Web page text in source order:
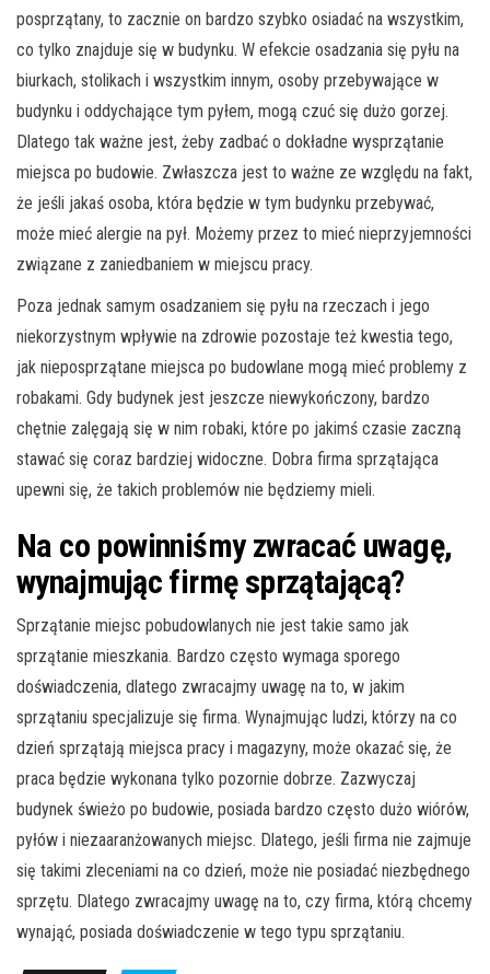
posprzątany, to zacznie on bardzo szybko osiadać na wszystkim,
co tylko znajduje się w budynku. W efekcie osadzania się pyłu na
biurkach, stolikach i wszystkim innym, osoby przebywające w
budynku i oddychające tym pyłem, mogą czuć się dużo gorzej.
Dlatego tak ważne jest, żeby zadbać o dokładne wysprzątanie
miejsca po budowie. Zwłaszcza jest to ważne ze względu na fakt,
że jeśli jakaś osoba, która będzie w tym budynku przebywać,
może mieć alergie na pył. Możemy przez to mieć nieprzyjemności
związane z zaniedbaniem w miejscu pracy.
Poza jednak samym osadzaniem się pyłu na rzeczach i jego
niekorzystnym wpływie na zdrowie pozostaje też kwestia tego,
jak nieposprzątane miejsca po budowlane mogą mieć problemy z
robakami. Gdy budynek jest jeszcze niewykończony, bardzo
chętnie zalęgają się w nim robaki, które po jakimś czasie zaczną
stawać się coraz bardziej widoczne. Dobra firma sprzątająca
upewni się, że takich problemów nie będziemy mieli.
Na co powinniśmy zwracać uwagę,
wynajmując firmę sprzątającą?
Sprzątanie miejsc pobudowlanych nie jest takie samo jak
sprzątanie mieszkania. Bardzo często wymaga sporego
doświadczenia, dlatego zwracajmy uwagę na to, w jakim
sprzątaniu specjalizuje się firma. Wynajmując ludzi, którzy na co
dzień sprzątają miejsca pracy i magazyny, może okazać się, że
praca będzie wykonana tylko pozornie dobrze. Zazwyczaj
budynek świeżo po budowie, posiada bardzo często dużo wiórów,
pyłów i niezaaranżowanych miejsc. Dlatego, jeśli firma nie zajmuje
się takimi zleceniami na co dzień, może nie posiadać niezbędnego
sprzętu. Dlatego zwracajmy uwagę na to, czy firma, którą chcemy
wynająć, posiada doświadczenie w tego typu sprzątaniu.